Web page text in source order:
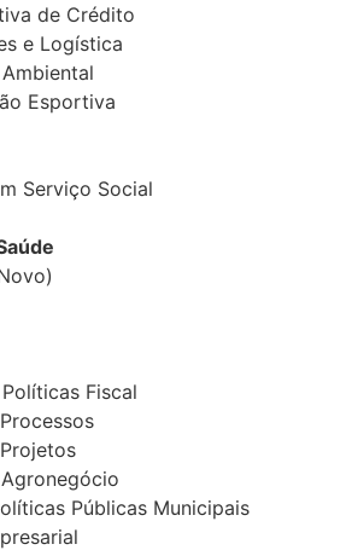
de Crédito
e Logística
Esportiva
Serviço Social
Fiscal
Públicas Municipais